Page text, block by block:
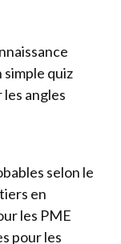
simple quiz
angles
selon le
en
les PME
pour les